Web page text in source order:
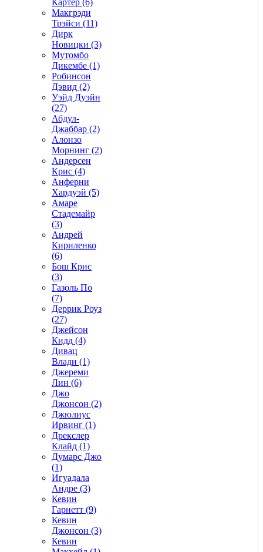
Макгрэди
Трэйси (11)
Дирк
Новицки (3)
Мутомбо
Дикембе (1)
Робинсон
Дэвид (2)
Уэйд Дуэйн
(27)
Абдул-
Джаббар (2)
Алонзо
Морнинг (2)
Андерсен
Крис (4)
Анферни
Xардуэй (5)
Амаре
Стадемайр
(3)
Андрей
Кириленко
(6)
Бош Крис
(3)
Газоль По
(7)
Деррик Роуз
(27)
Джейсон
Кидд (4)
Дивац
Влади (1)
Джереми
Лин (6)
Джо
Джонсон (2)
Джюлиус
Ирвинг (1)
Дрекслер
Клайд (1)
Думарс Джо
(1)
Игуадала
Андре (3)
Кевин
Гарнетт (9)
Кевин
Джонсон (3)
Кевин